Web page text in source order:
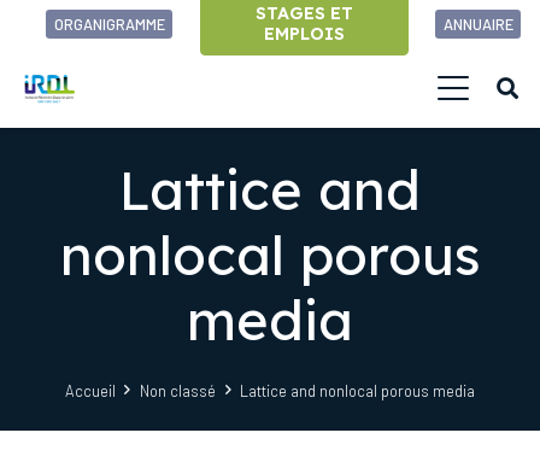
ORGANIGRAMME
STAGES ET
EMPLOIS
ANNUAIRE
Lattice and
nonlocal porous
media
Accueil Non classé Lattice and nonlocal porous media